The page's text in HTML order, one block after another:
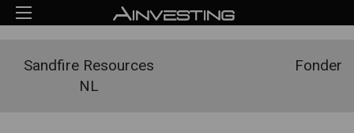
Sandfire Resources
NL
Fonder